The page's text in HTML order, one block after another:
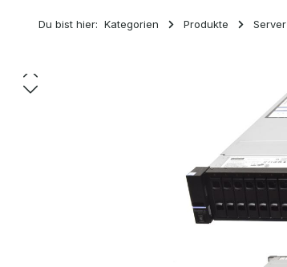
Du bist hier: Kategorien Produkte Server
Bildergalerie überspringen